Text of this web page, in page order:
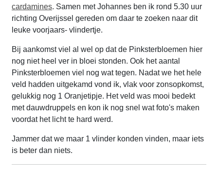
cardamines. Samen met Johannes ben ik rond 5.30 uur
richting Overijssel gereden om daar te zoeken naar dit
leuke voorjaars- vlindertje.
Bij aankomst viel al wel op dat de Pinksterbloemen hier
nog niet heel ver in bloei stonden. Ook het aantal
Pinksterbloemen viel nog wat tegen. Nadat we het hele
veld hadden uitgekamd vond ik, vlak voor zonsopkomst,
gelukkig nog 1 Oranjetipje. Het veld was mooi bedekt
met dauwdruppels en kon ik nog snel wat foto's maken
voordat het licht te hard werd.
Jammer dat we maar 1 vlinder konden vinden, maar iets
is beter dan niets.